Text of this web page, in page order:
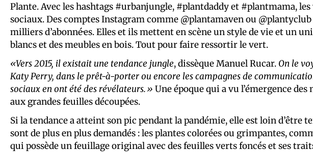
Plante. Avec les hashtags #urbanjungle, #plantdaddy et #plantmama,
sociaux. Des comptes Instagram comme @plantamaven ou
milliers d’abonné·es. Elles et ils mettent en scène un style de vie et un
blancs et des meubles en bois. Tout pour faire ressortir le vert.
«Vers 2015, il existait une tendance jungle, dissèque Manuel Rucar. On le
Katy Perry, dans le prêt-à-porter ou encore les campagnes de
sociaux en ont été des révélateurs.» Une époque qui a vu l’émergence
aux grandes feuilles découpées.
Si la tendance a atteint son pic pendant la pandémie, elle est loin d’être
sont de plus en plus demandés : les plantes colorées ou grimpantes,
qui possède un feuillage original avec des feuilles verts foncés et ses